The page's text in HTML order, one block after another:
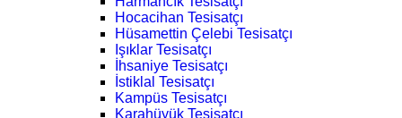
Hocacihan Tesisatçı
Hüsamettin Çelebi Tesisatçı
Işıklar Tesisatçı
İhsaniye Tesisatçı
İstiklal Tesisatçı
Kampüs Tesisatçı
Karahüyük Tesisatçı